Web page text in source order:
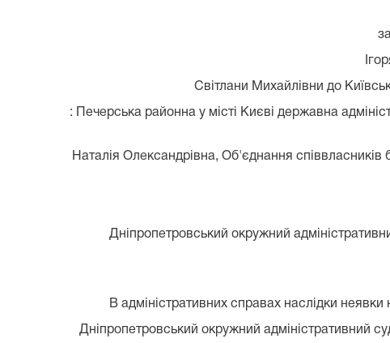
Світлани Михайлівни до
: Печерська районна у місті Києві державна
Наталія Олександрівна, Об'єднання
Дніпропетровський окружний
В адміністративних справах наслідки
Дніпропетровський окружний адміністративний